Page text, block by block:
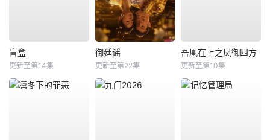
盲盒
更新至第14集
御廷谣
更新至第22集
吾凰在上之凤御四方
更新至第10集